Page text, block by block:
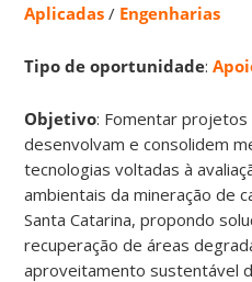
Aplicadas / Engenharias
Tipo de oportunidade:
Objetivo: Fomentar projetos
desenvolvam e consolidem
tecnologias voltadas à
ambientais da mineração de
Santa Catarina, propondo
recuperação de áreas
aproveitamento sustentável